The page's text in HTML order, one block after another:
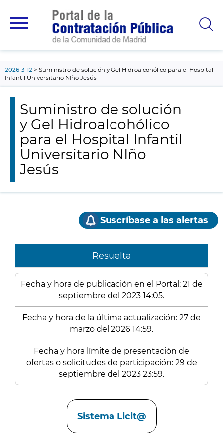
principal
2026-3-12
Suministro de solución y Gel Hidroalcohólico para el Hospital
Infantil Universitario NIño Jesús
Suministro de solución
y Gel Hidroalcohólico
para el Hospital Infantil
Universitario NIño
Jesús
Suscríbase a las alertas
Resuelta
Fecha y hora de publicación en el Portal: 21 de
septiembre del 2023 14:05.
Fecha y hora de la última actualización: 27 de
marzo del 2026 14:59.
Fecha y hora límite de presentación de
ofertas o solicitudes de participación: 29 de
septiembre del 2023 23:59.
Sistema Licit@